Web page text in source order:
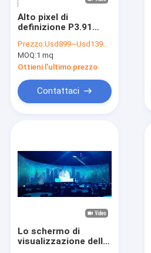
Alto pixel di
definizione P3.91
modulo dell'interno
dello schermo
Prezzo:Usd899~Usd1399/Sqm ( price is negotiable )
MOQ:1 mq
Ottieni l'ultimo prezzo
Contattaci
Lo schermo di
visualizzazione della